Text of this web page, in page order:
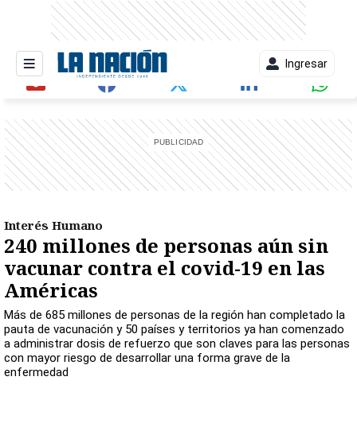
Ingresar
Interés Humano
240 millones de personas aún sin
vacunar contra el covid-19 en las
Américas
Más de 685 millones de personas de la región han completado la
pauta de vacunación y 50 países y territorios ya han comenzado
a administrar dosis de refuerzo que son claves para las personas
con mayor riesgo de desarrollar una forma grave de la
enfermedad